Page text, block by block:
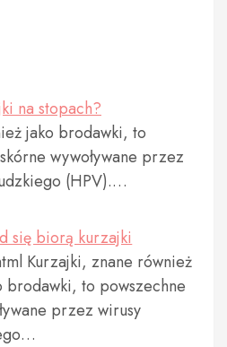
na stopach?
jako brodawki, to
wywoływane przez
(HPV).…
się biorą kurzajki
Kurzajki, znane również
brodawki, to powszechne
przez wirusy